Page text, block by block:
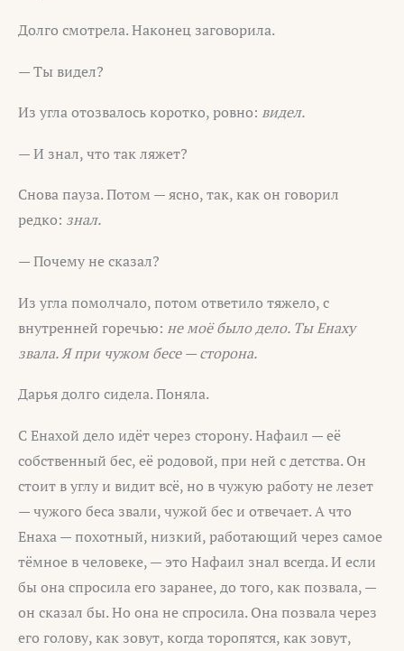
Долго смотрела. Наконец заговорила.
— Ты видел?
Из угла отозвалось коротко, ровно: видел.
— И знал, что так ляжет?
Снова пауза. Потом — ясно, так, как он говорил
редко: знал.
— Почему не сказал?
Из угла помолчало, потом ответило тяжело, с
внутренней горечью: не моё было дело. Ты Енаху
звала. Я при чужом бесе — сторона.
Дарья долго сидела. Поняла.
С Енахой дело идёт через сторону. Нафаил — её
собственный бес, её родовой, при ней с детства. Он
стоит в углу и видит всё, но в чужую работу не лезет
— чужого беса звали, чужой бес и отвечает. А что
Енаха — похотный, низкий, работающий через самое
тёмное в человеке, — это Нафаил знал всегда. И если
бы она спросила его заранее, до того, как позвала, —
он сказал бы. Но она не спросила. Она позвала через
его голову, как зовут, когда торопятся, как зовут,